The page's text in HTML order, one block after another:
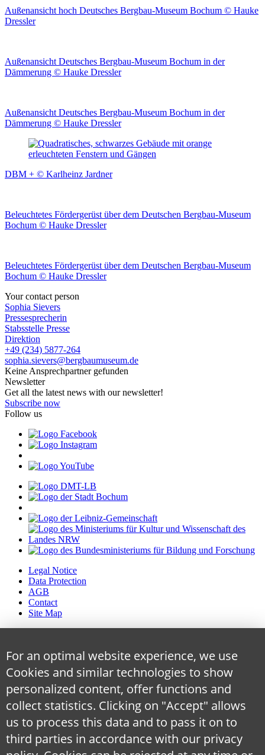
Außenansicht hoch Deutsches Bergbau-Museum Bochum © Hauke
Dressler
Außenansicht Deutsches Bergbau-Museum Bochum in der
Dämmerung © Hauke Dressler
Außenansicht Deutsches Bergbau-Museum Bochum in der
Dämmerung © Hauke Dressler
DBM + © Karlheinz Jardner
Beleuchtetes Fördergerüst über dem Deutschen Bergbau-Museum
Bochum © Hauke Dressler
Beleuchtetes Fördergerüst über dem Deutschen Bergbau-Museum
Bochum © Hauke Dressler
Your contact person
Sophia Sievers
Pressesprecherin
Stabsstelle Presse
Direktion
+49 (234) 5877-264
sophia.sievers@bergbaumuseum.de
Keine Ansprechpartner gefunden
Newsletter
Get all the latest news with our newsletter!
Subscribe now
Follow us
Legal Notice
Data Protection
AGB
Contact
Site Map
For an optimal website experience, we use
Cookies and similar technologies to show
personalized content, offer functions and
collect statistics. Clicking on "Accept" allows
us to process this data and to pass it on to
third parties in accordance with our privacy